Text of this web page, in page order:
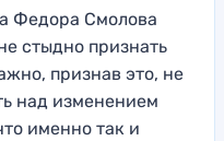
Федора Смолова
стыдно признать
признав это, не
над изменением
именно так и